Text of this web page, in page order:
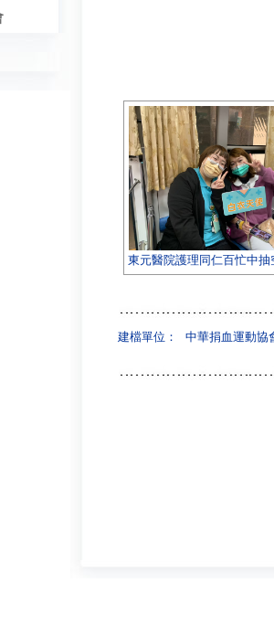
東元醫院護理同仁百忙中抽
建檔單位： 中華捐血運動協